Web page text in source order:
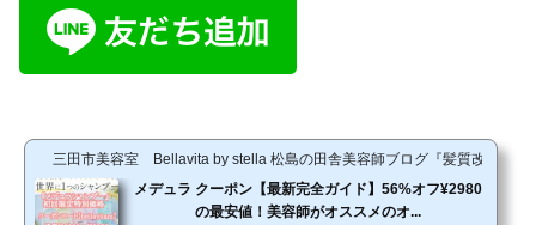
三田市美容室 Bellavita by stella 松島の田舎美容師ブログ『髪質改善×白
メデュラ クーポン【最新完全ガイド】56%オフ¥2980
の最安値！美容師がオススメのオ...